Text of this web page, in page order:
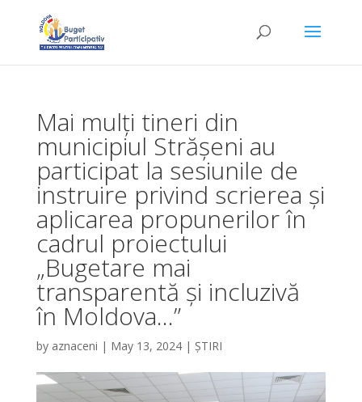
Mai mulți tineri din
municipiul Strășeni au
participat la sesiunile de
instruire privind scrierea și
aplicarea propunerilor în
cadrul proiectului
„Bugetare mai
transparentă și incluzivă
în Moldova…”
by aznaceni | May 13, 2024| ȘTIRI